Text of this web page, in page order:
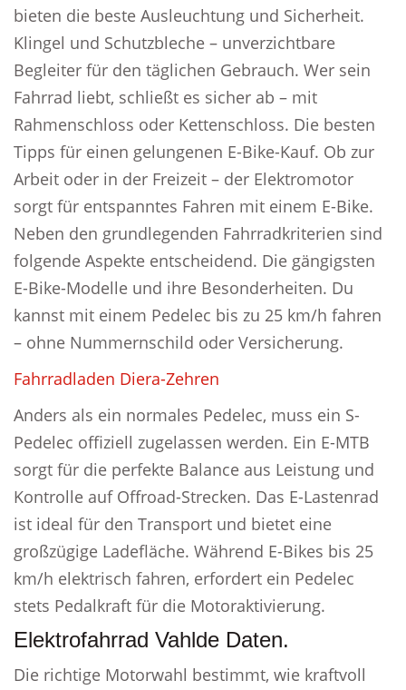
bieten die beste Ausleuchtung und Sicherheit.
Klingel und Schutzbleche – unverzichtbare
Begleiter für den täglichen Gebrauch. Wer sein
Fahrrad liebt, schließt es sicher ab – mit
Rahmenschloss oder Kettenschloss. Die besten
Tipps für einen gelungenen E-Bike-Kauf. Ob zur
Arbeit oder in der Freizeit – der Elektromotor
sorgt für entspanntes Fahren mit einem E-Bike.
Neben den grundlegenden Fahrradkriterien sind
folgende Aspekte entscheidend. Die gängigsten
E-Bike-Modelle und ihre Besonderheiten. Du
kannst mit einem Pedelec bis zu 25 km/h fahren
– ohne Nummernschild oder Versicherung.
Fahrradladen Diera-Zehren
Anders als ein normales Pedelec, muss ein S-
Pedelec offiziell zugelassen werden. Ein E-MTB
sorgt für die perfekte Balance aus Leistung und
Kontrolle auf Offroad-Strecken. Das E-Lastenrad
ist ideal für den Transport und bietet eine
großzügige Ladefläche. Während E-Bikes bis 25
km/h elektrisch fahren, erfordert ein Pedelec
stets Pedalkraft für die Motoraktivierung.
Elektrofahrrad Vahlde Daten.
Die richtige Motorwahl bestimmt, wie kraftvoll